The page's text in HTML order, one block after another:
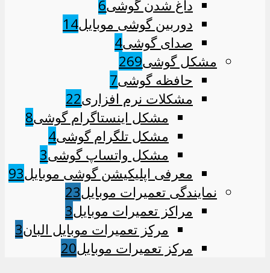
داغ شدن گوشی6
دوربین گوشی موبایل14
صدای گوشی4
مشکل گوشی269
حافظه گوشی7
مشکلات نرم افزاری22
مشکل اینستاگرام گوشی8
مشکل تلگرام گوشی4
مشکل واتساپ گوشی3
معرفی اپلیکیشن گوشی موبایل93
نمایندگی تعمیرات موبایل23
مراکز تعمیرات موبایل3
مرکز تعمیرات موبایل البان3
مرکز تعمیرات موبایل20